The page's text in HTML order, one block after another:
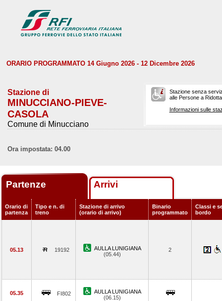
ORARIO PROGRAMMATO 14 Giugno 2026 - 12 Dicembre 2026
Stazione di
MINUCCIANO-PIEVE-
CASOLA
Comune di Minucciano
Stazione senza
alle Persone a
Informazioni sulle
Ora impostata: 04.00
Partenze Arrivi
Orario di
partenza
Tipo e n. di
treno
Stazione di arrivo
(orario di arrivo)
Binario
programmato
Classi e
bordo
05.13 19192
AULLA LUNIGIANA
(05.44)
2
05.35 FI802
AULLA LUNIGIANA
(06.15)